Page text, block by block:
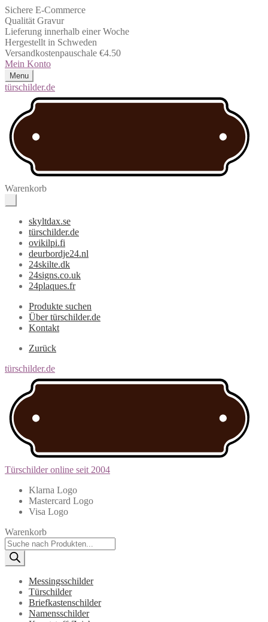
Sichere E-Commerce
Qualität Gravur
Lieferung innerhalb einer Woche
Hergestellt in Schweden
Versandkostenpauschale €4.50
Mein Konto
Menu
türschilder.de
Warenkorb
skyltdax.se
türschilder.de
ovikilpi.fi
deurbordje24.nl
24skilte.dk
24signs.co.uk
24plaques.fr
Produkte suchen
Über türschilder.de
Kontakt
Zurück
türschilder.de
Türschilder online seit 2004
Klarna Logo
Mastercard Logo
Visa Logo
Warenkorb
Products
search
Messingsschilder
Türschilder
Briefkastenschilder
Namensschilder